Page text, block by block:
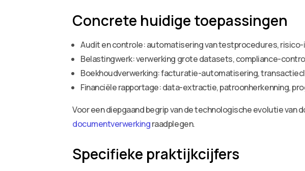
Concrete huidige toepassingen
Audit en controle: automatisering van testprocedures,
Belastingwerk: verwerking grote datasets, compliance-
Boekhoudverwerking: facturatie-automatisering,
Financiële rapportage: data-extractie, patroonherkenning,
Voor een diepgaand begrip van de technologische evolutie van
documentverwerkingraadplegen.
Specifieke praktijkcijfers